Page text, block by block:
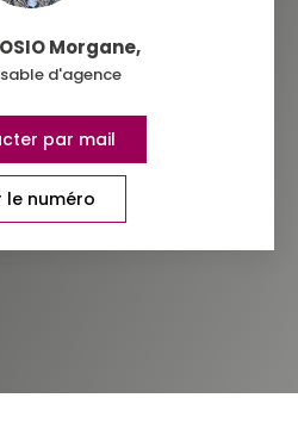
Morgane,
d'agence
par mail
le numéro